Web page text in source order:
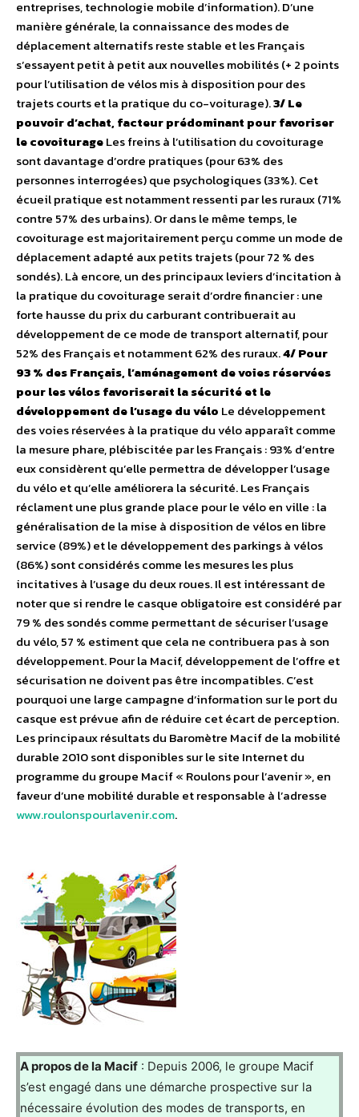
entreprises, technologie mobile d’information). D’une
manière générale, la connaissance des modes de
déplacement alternatifs reste stable et les Français
s’essayent petit à petit aux nouvelles mobilités (+ 2 points
pour l’utilisation de vélos mis à disposition pour des
trajets courts et la pratique du co-voiturage).3/ Le
pouvoir d’achat, facteur prédominant pour favoriser
le covoiturageLes freins à l’utilisation du covoiturage
sont davantage d’ordre pratiques (pour 63% des
personnes interrogées) que psychologiques (33%). Cet
écueil pratique est notamment ressenti par les ruraux (71%
contre 57% des urbains). Or dans le même temps, le
covoiturage est majoritairement perçu comme un mode de
déplacement adapté aux petits trajets (pour 72 % des
sondés). Là encore, un des principaux leviers d’incitation à
la pratique du covoiturage serait d’ordre financier : une
forte hausse du prix du carburant contribuerait au
développement de ce mode de transport alternatif, pour
52% des Français et notamment 62% des ruraux.4/ Pour
93 % des Français, l’aménagement de voies réservées
pour les vélos favoriserait la sécurité et le
développement de l’usage du vélo Le développement
des voies réservées à la pratique du vélo apparaît comme
la mesure phare, plébiscitée par les Français : 93% d’entre
eux considèrent qu’elle permettra de développer l’usage
du vélo et qu’elle améliorera la sécurité. Les Français
réclament une plus grande place pour le vélo en ville : la
généralisation de la mise à disposition de vélos en libre
service (89%) et le développement des parkings à vélos
(86%) sont considérés comme les mesures les plus
incitatives à l’usage du deux roues. Il est intéressant de
noter que si rendre le casque obligatoire est considéré par
79 % des sondés comme permettant de sécuriser l’usage
du vélo, 57 % estiment que cela ne contribuera pas à son
développement. Pour la Macif, développement de l’offre et
sécurisation ne doivent pas être incompatibles. C’est
pourquoi une large campagne d’information sur le port du
casque est prévue afin de réduire cet écart de perception.
Les principaux résultats du Baromètre Macif de la mobilité
durable 2010 sont disponibles sur le site Internet du
programme du groupe Macif « Roulons pour l’avenir », en
faveur d’une mobilité durable et responsable à l’adresse
www.roulonspourlavenir.com.
A propos de la Macif : Depuis 2006, le groupe Macif
s’est engagé dans une démarche prospective sur la
nécessaire évolution des modes de transports, en